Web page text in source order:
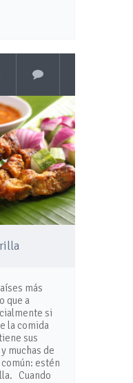
más
que a
si
la comida
sus
muchas de
estén
Cuando